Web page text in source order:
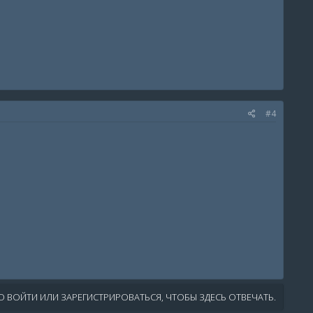
#4
ИЛИ ЗАРЕГИСТРИРОВАТЬСЯ, ЧТОБЫ ЗДЕСЬ ОТВЕЧАТЬ.